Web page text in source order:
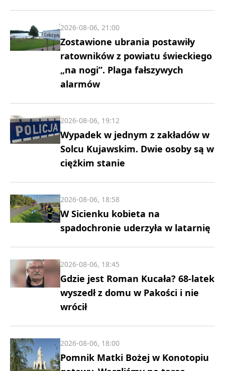
Zostawione ubrania postawiły
ratowników z powiatu świeckiego
„na nogi”. Plaga fałszywych
alarmów
2026-08-06, 21:00
Wypadek w jednym z zakładów w
Solcu Kujawskim. Dwie osoby są w
ciężkim stanie
2026-08-06, 19:12
W Sicienku kobieta na
spadochronie uderzyła w latarnię
2026-08-06, 18:58
Gdzie jest Roman Kucała? 68-latek
wyszedł z domu w Pakości i nie
wrócił
2026-08-06, 18:45
Pomnik Matki Bożej w Konotopiu
2026-08-06, 18:00